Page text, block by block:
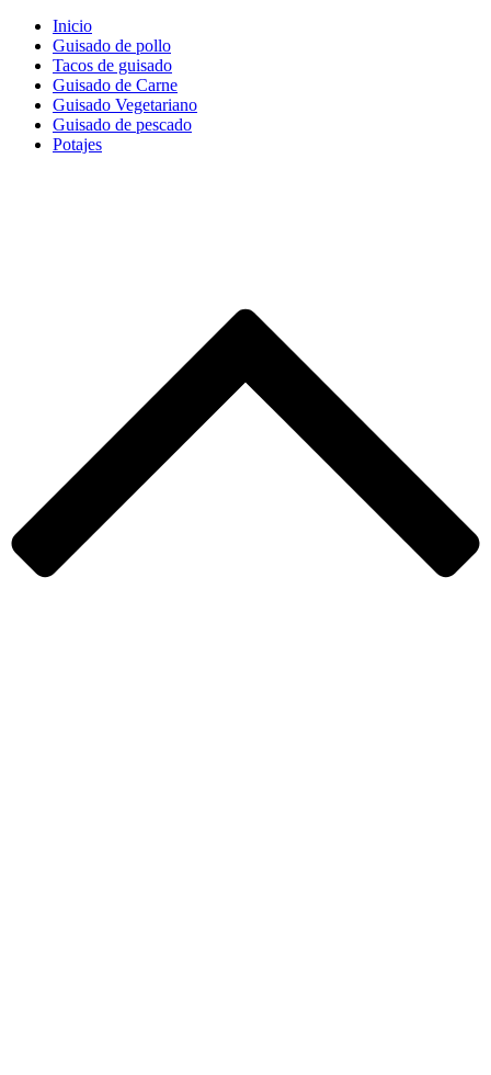
Inicio
Guisado de pollo
Tacos de guisado
Guisado de Carne
Guisado Vegetariano
Guisado de pescado
Potajes